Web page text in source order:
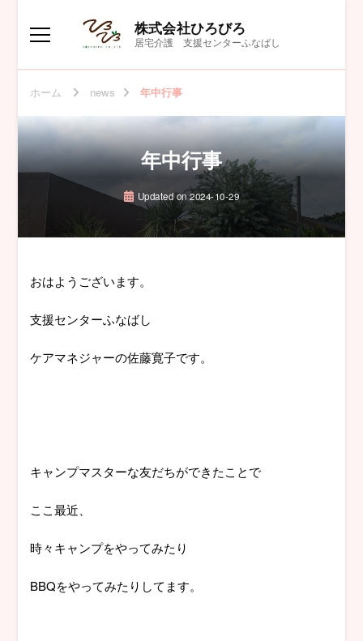
株式会社ひろびろ
居宅介護 支援センターふなばし
ホーム news 年中行事
年中行事
Updated on2024-10-29
おはようございます。
支援センターふなばし
ケアマネジャーの佐藤寛子です。
キャンプマスターな友だちができたことで
ここ最近、
時々キャンプをやってみたり
BBQをやってみたりしてます。